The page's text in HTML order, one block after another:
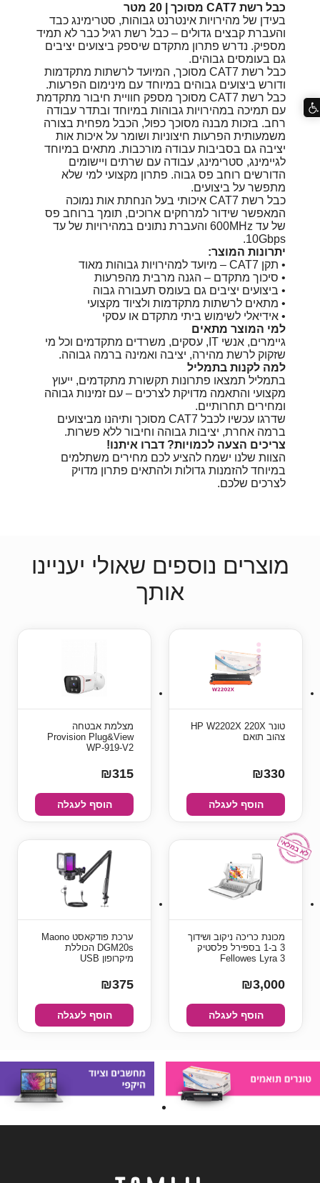
כבל רשת CAT7 מסוכך | 20 מטר
בעידן של מהירויות אינטרנט גבוהות, סטרימינג כבד
והעברת קבצים גדולים – כבל רשת רגיל כבר לא תמיד
מספיק. נדרש פתרון מתקדם שיספק ביצועים יציבים
גם בעומסים גבוהים.
כבל רשת CAT7 מסוכך, המיועד לרשתות מתקדמות
ודורש ביצועים גבוהים במיוחד עם מינימום הפרעות.
כבל רשת CAT7 מסוכך מספק חוויית חיבור מתקדמת
עם תמיכה במהירויות גבוהות במיוחד ובתדר עבודה
רחב. בזכות מבנה מסוכך כפול, הכבל מפחית בצורה
משמעותית הפרעות חיצוניות ושומר על איכות אות
יציבה גם בסביבות עבודה מורכבות. מתאים במיוחד
לגיימינג, סטרימינג, עבודה עם שרתים ויישומים
הדורשים רוחב פס גבוה. פתרון מקצועי למי שלא
מתפשר על ביצועים.
כבל רשת CAT7 איכותי בעל הנחתת אות נמוכה
המאפשר שידור למרחקים ארוכים, תומך ברוחב פס
של עד 600MHz והעברת נתונים במהירויות של עד
10Gbps.
יתרונות המוצר:
• תקן CAT7 – מיועד למהירויות גבוהות מאוד
• סיכוך מתקדם – הגנה מרבית מהפרעות
• ביצועים יציבים גם בעומס תעבורה גבוה
• מתאים לרשתות מתקדמות ולציוד מקצועי
• אידיאלי לשימוש ביתי מתקדם או עסקי
למי המוצר מתאים
גיימרים, אנשי IT, עסקים, משרדים מתקדמים וכל מי
שזקוק לרשת מהירה, יציבה ואמינה ברמה גבוהה.
למה לקנות בתמליל
בתמליל תמצאו פתרונות תקשורת מתקדמים, ייעוץ
מקצועי והתאמה מדויקת לצרכים – עם זמינות גבוהה
ומחירים תחרותיים.
שדרגו עכשיו לכבל CAT7 מסוכך ותיהנו מביצועים
ברמה אחרת, יציבות גבוהה וחיבור ללא פשרות.
צריכים הצעה לכמויות? דברו איתנו!
הצוות שלנו ישמח להציע לכם מחירים משתלמים
במיוחד להזמנות גדולות ולהתאים פתרון מדויק
לצרכים שלכם.
מוצרים נוספים שאולי יעניינו
אותך
טונר HP W2202X 220X
צהוב תואם
₪330
הוסף לעגלה
‏מצלמת אבטחה
Provision Plug&View
WP-919-V2
₪315
הוסף לעגלה
מכונת כריכה ניקוב ושידוך
3 ב-1 בספירל פלסטיק
Fellowes Lyra 3
₪3,000
הוסף לעגלה
ערכת פודקאסט Maono
DGM20s הכוללת
מיקרופון USB
₪375
הוסף לעגלה